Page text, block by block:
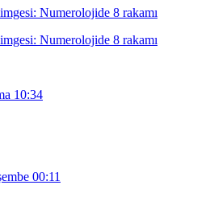
Numerolojide 8 rakamı
Numerolojide 8 rakamı
10:34
00:11